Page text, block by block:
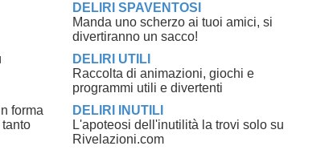
forma
DELIRI SPAVENTOSI
Manda uno scherzo ai tuoi amici, si
divertiranno un sacco!
DELIRI UTILI
Raccolta di animazioni, giochi e
programmi utili e divertenti
DELIRI INUTILI
L'apoteosi dell'inutilità la trovi solo su
Rivelazioni.com